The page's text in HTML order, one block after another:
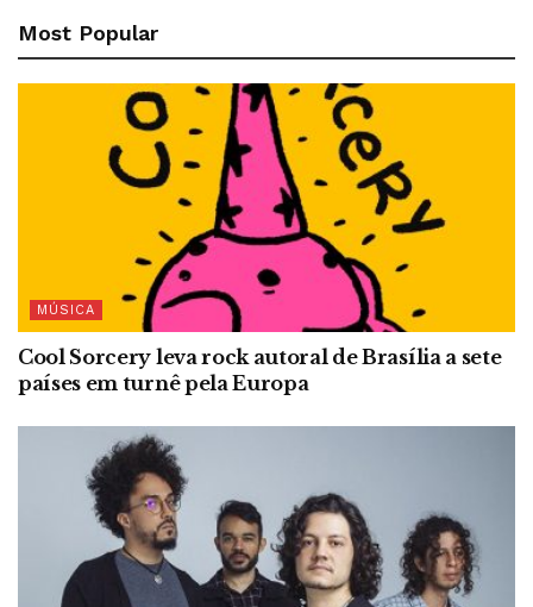
Most Popular
MÚSICA
Cool Sorcery leva rock autoral de Brasília a sete
países em turnê pela Europa